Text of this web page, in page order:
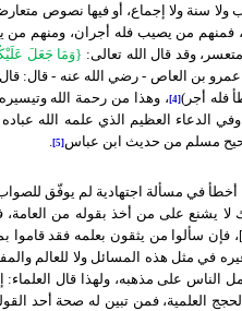
سنة ولا إجماع، أو فيها نصوص
فمنهم من يصيب فله أجران، ومنهم
وقد قال الله تعالى: {وَمَا جَعَلَ
185]، وعن عمرو بن العاص - رضي الله عنه -
فله أجر)[4] ، وهذا من رحمة الله
[5]
.
أخطأ في مسألة اجتهادية لم يوفّق
لا يشنع على من أخذ بقوله من
[النحل: 43]، فإن سألوا من يثقون بعلمه فقد
في مثل هذه المسائل ولا للعالم
على مذهبه، ولهذا قال العلماء:
العلمية، فمن تبين له صحة أحد